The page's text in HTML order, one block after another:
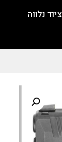
ציוד נלווה